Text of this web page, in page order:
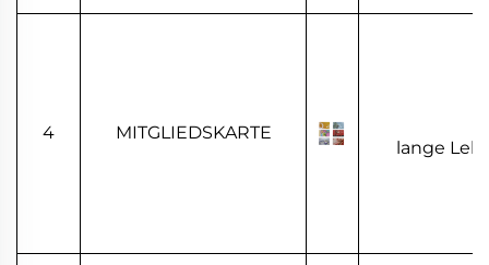
4 MITGLIEDSKARTE
lange